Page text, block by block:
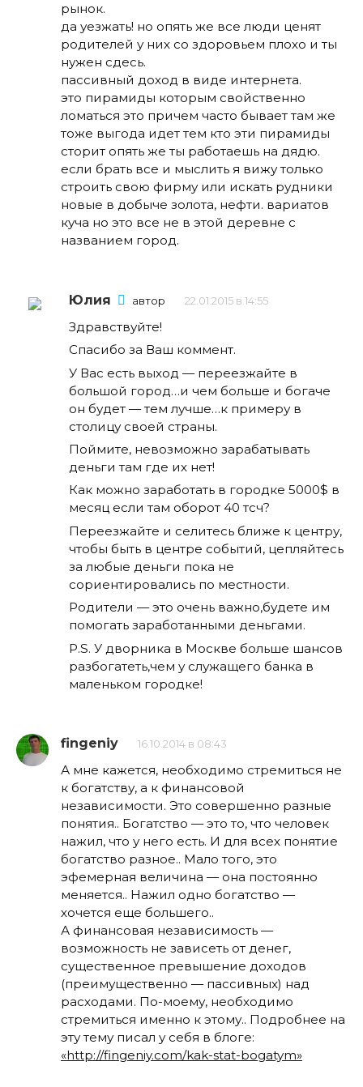
рынок.
да уезжать! но опять же все люди ценят
родителей у них со здоровьем плохо и ты
нужен сдесь.
пассивный доход в виде интернета.
это пирамиды которым свойственно
ломаться это причем часто бывает там же
тоже выгода идет тем кто эти пирамиды
сторит опять же ты работаешь на дядю.
если брать все и мыслить я вижу только
строить свою фирму или искать рудники
новые в добыче золота, нефти. вариатов
куча но это все не в этой деревне с
названием город.
Юлия автор 22.01.2015 в 14:55
Здравствуйте!
Спасибо за Ваш коммент.
У Вас есть выход — переезжайте в
большой город…и чем больше и богаче
он будет — тем лучше…к примеру в
столицу своей страны.
Поймите, невозможно зарабатывать
деньги там где их нет!
Как можно заработать в городке 5000$ в
месяц если там оборот 40 тсч?
Переезжайте и селитесь ближе к центру,
чтобы быть в центре событий, цепляйтесь
за любые деньги пока не
сориентировались по местности.
Родители — это очень важно,будете им
помогать заработанными деньгами.
P.S. У дворника в Москве больше шансов
разбогатеть,чем у служащего банка в
маленьком городке!
fingeniy 16.10.2014 в 08:43
А мне кажется, необходимо стремиться не
к богатству, а к финансовой
независимости. Это совершенно разные
понятия.. Богатство — это то, что человек
нажил, что у него есть. И для всех понятие
богатство разное.. Мало того, это
эфемерная величина — она постоянно
меняется.. Нажил одно богатство —
хочется еще большего..
А финансовая независимость —
возможность не зависеть от денег,
существенное превышение доходов
(преимущественно — пассивных) над
расходами. По-моему, необходимо
стремиться именно к этому.. Подробнее на
эту тему писал у себя в блоге:
«http://fingeniy.com/kak-stat-bogatym»